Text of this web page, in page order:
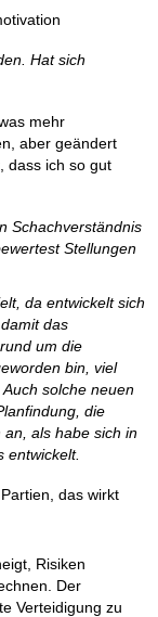
Hat sich
mehr
aber geändert
dass ich so gut
Schachverständnis
Stellungen
da entwickelt sich
das
um die
bin, viel
solche neuen
die
als habe sich in
entwickelt.
das wirkt
Risiken
Der
Verteidigung zu